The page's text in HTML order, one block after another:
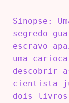
Sinopse:
segredo
escravo
uma
descobrir
cientista
dois livros